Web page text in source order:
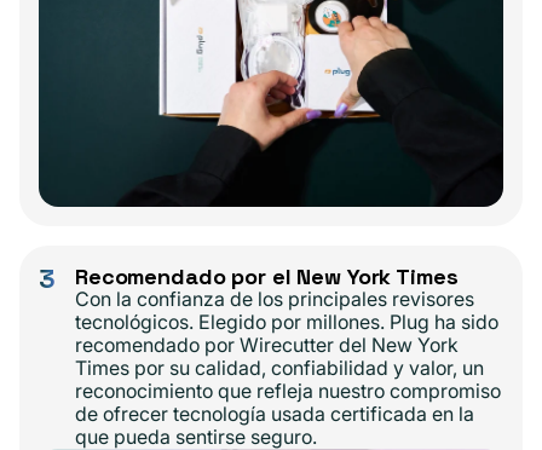
3 Recomendado por el New York Times
Con la confianza de los principales revisores
tecnológicos. Elegido por millones. Plug ha sido
recomendado por Wirecutter del New York
Times por su calidad, confiabilidad y valor, un
reconocimiento que refleja nuestro compromiso
de ofrecer tecnología usada certificada en la
que pueda sentirse seguro.